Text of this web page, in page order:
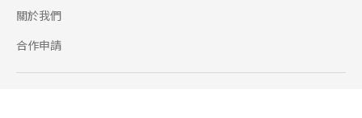
關於我們
合作申請